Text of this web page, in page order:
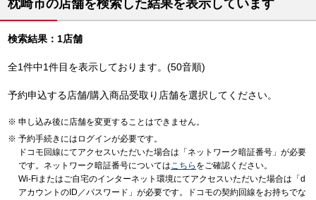
枕崎市の店舗を検索した結果を表示しています
検索結果：1店舗
全1件中1件目を表示しております。(50音順)
予約申込する店舗/購入商品受取り店舗を選択してください。
申し込み後に店舗を変更することはできません。
予約手続きにはログインが必要です。
ドコモ回線にてアクセスいただいた場合は「ネットワーク暗証番号」が必要
です。ネットワーク暗証番号についてはこちら をご確認ください。
Wi-Fiまたはご自宅のインターネット環境にてアクセスいただいた場合は「d
アカウントのID／パスワード」が必要です。ドコモの契約回線をお持ちでな